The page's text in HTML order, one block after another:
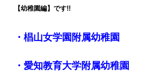
【幼稚園編】です!!
・椙山女学園附属幼稚園
・愛知教育大学附属幼稚園